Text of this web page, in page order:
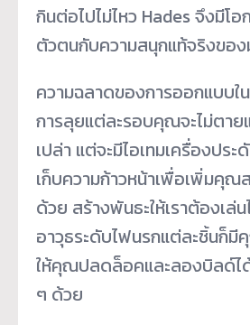
กินต่อไปไม่ไหว Hades จึงมีโ
ตัวตนกับความสนุกแท้จริงขอ
ความฉลาดของการออกแบบใ
การลุยแต่ละรอบคุณจะไม่ตา
เปล่า แต่จะมีไอเทมเครื่องปร
เก็บความก้าวหน้าเพื่อเพิ่มคุ
ด้วย สร้างพันธะให้เราต้องเล่
อาวุธระดับไฟนรกแต่ละชิ้นก็
ให้คุณปลดล็อคและลองบิลด์ไ
ๆ ด้วย